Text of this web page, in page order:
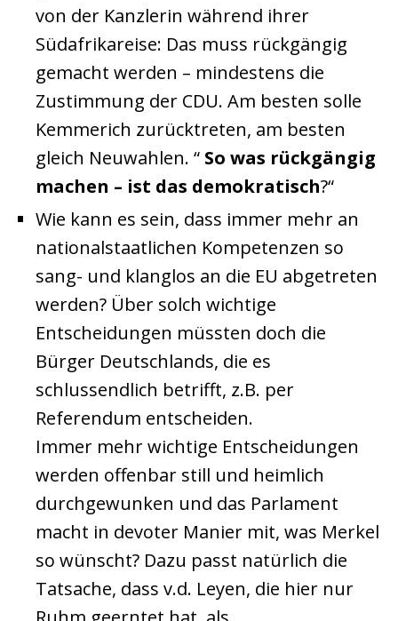
von der Kanzlerin während ihrer
Südafrikareise: Das muss rückgängig
gemacht werden – mindestens die
Zustimmung der CDU. Am besten solle
Kemmerich zurücktreten, am besten
gleich Neuwahlen. “ So was rückgängig
machen – ist das demokratisch?“
Wie kann es sein, dass immer mehr an
nationalstaatlichen Kompetenzen so
sang- und klanglos an die EU abgetreten
werden? Über solch wichtige
Entscheidungen müssten doch die
Bürger Deutschlands, die es
schlussendlich betrifft, z.B. per
Referendum entscheiden.
Immer mehr wichtige Entscheidungen
werden offenbar still und heimlich
durchgewunken und das Parlament
macht in devoter Manier mit, was Merkel
so wünscht? Dazu passt natürlich die
Tatsache, dass v.d. Leyen, die hier nur